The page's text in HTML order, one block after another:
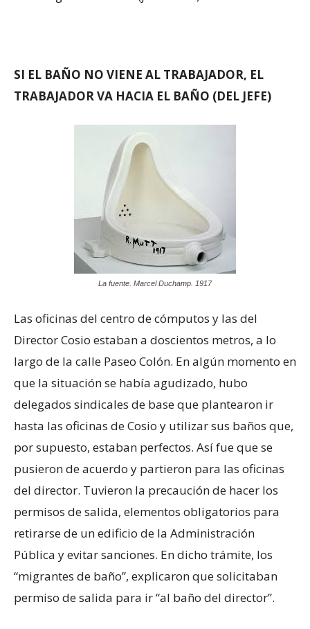
SI EL BAÑO NO VIENE AL TRABAJADOR, EL
TRABAJADOR VA HACIA EL BAÑO (DEL JEFE)
La fuente. Marcel Duchamp. 1917
Las oficinas del centro de cómputos y las del
Director Cosio estaban a doscientos metros, a lo
largo de la calle Paseo Colón. En algún momento en
que la situación se había agudizado, hubo
delegados sindicales de base que plantearon ir
hasta las oficinas de Cosio y utilizar sus baños que,
por supuesto, estaban perfectos. Así fue que se
pusieron de acuerdo y partieron para las oficinas
del director. Tuvieron la precaución de hacer los
permisos de salida, elementos obligatorios para
retirarse de un edificio de la Administración
Pública y evitar sanciones. En dicho trámite, los
“migrantes de baño”, explicaron que solicitaban
permiso de salida para ir “al baño del director”.